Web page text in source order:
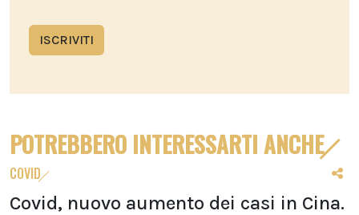
ISCRIVITI
POTREBBERO INTERESSARTI ANCHE
COVID
Covid, nuovo aumento dei casi in Cina.